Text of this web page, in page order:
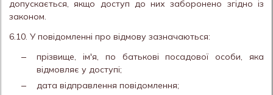
допускається, якщо доступ до них заборонено згідно із
законом.
6.10. У повідомленні про відмову зазначаються:
прізвище, ім'я, по батькові посадової особи, яка
відмовляє у доступі;
дата відправлення повідомлення;